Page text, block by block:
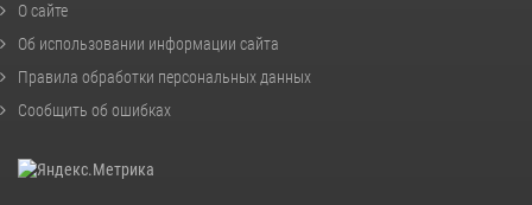
О сайте
Об использовании информации сайта
Правила обработки персональных данных
Сообщить об ошибках